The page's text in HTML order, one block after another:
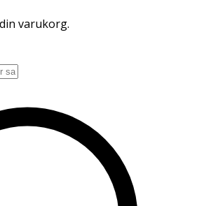
varukorg.